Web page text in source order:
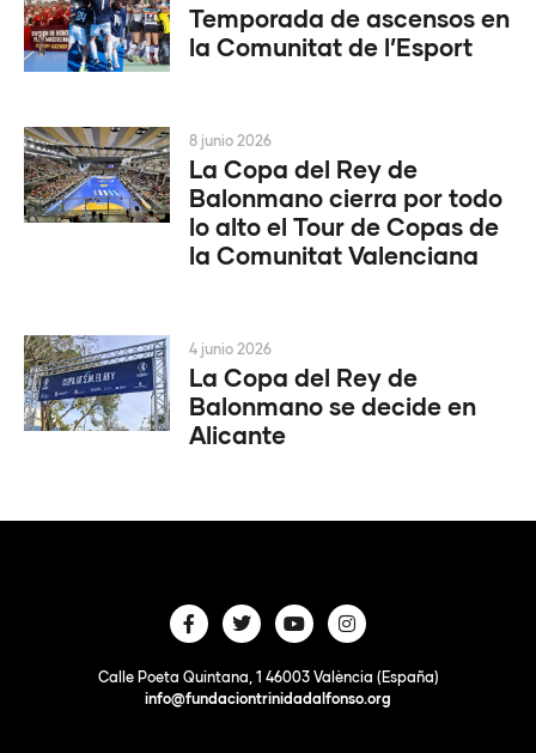
Temporada de ascensos en
la Comunitat de l’Esport
La Copa del Rey de
Balonmano cierra por todo
lo alto el Tour de Copas de
la Comunitat Valenciana
8 junio 2026
La Copa del Rey de
Balonmano se decide en
Alicante
4 junio 2026
Calle Poeta Quintana, 1 46003 València (España)
info@fundaciontrinidadalfonso.org